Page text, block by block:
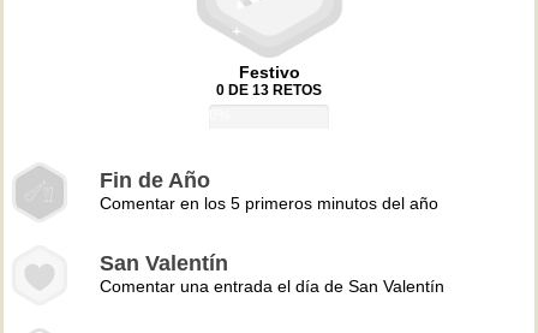
Festivo
0 DE 13 RETOS
Fin de Año
Comentar en los 5 primeros minutos del año
San Valentín
Comentar una entrada el día de San Valentín